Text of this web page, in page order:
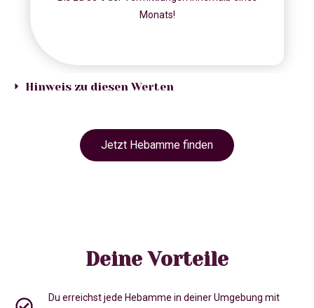
Monats!
Hinweis zu diesen Werten
Jetzt Hebamme finden
Deine Vorteile
Du erreichst jede Hebamme in deiner Umgebung mit